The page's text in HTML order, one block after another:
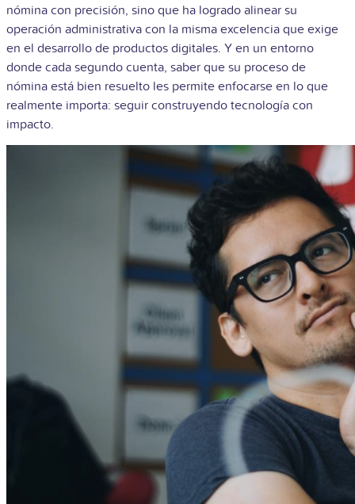
nómina con precisión, sino que ha logrado alinear su
operación administrativa con la misma excelencia que exige
en el desarrollo de productos digitales. Y en un entorno
donde cada segundo cuenta, saber que su proceso de
nómina está bien resuelto les permite enfocarse en lo que
realmente importa: seguir construyendo tecnología con
impacto.